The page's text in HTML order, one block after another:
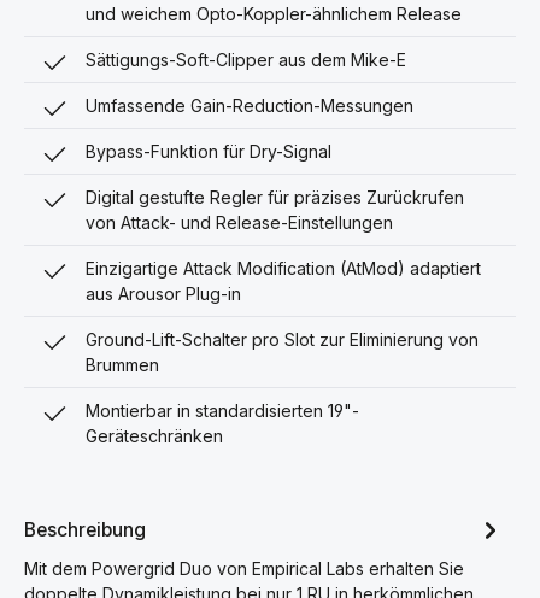
und weichem Opto-Koppler-ähnlichem Release
Sättigungs-Soft-Clipper aus dem Mike-E
Umfassende Gain-Reduction-Messungen
Bypass-Funktion für Dry-Signal
Digital gestufte Regler für präzises Zurückrufen
von Attack- und Release-Einstellungen
Einzigartige Attack Modification (AtMod) adaptiert
aus Arousor Plug-in
Ground-Lift-Schalter pro Slot zur Eliminierung von
Brummen
Montierbar in standardisierten 19"-
Geräteschränken
Beschreibung
Mit dem Powergrid Duo von Empirical Labs erhalten Sie
doppelte Dynamikleistung bei nur 1 RU in herkömmlichen